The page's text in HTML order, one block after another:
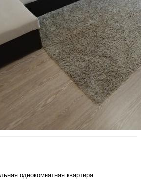
однокомнатная квартира.